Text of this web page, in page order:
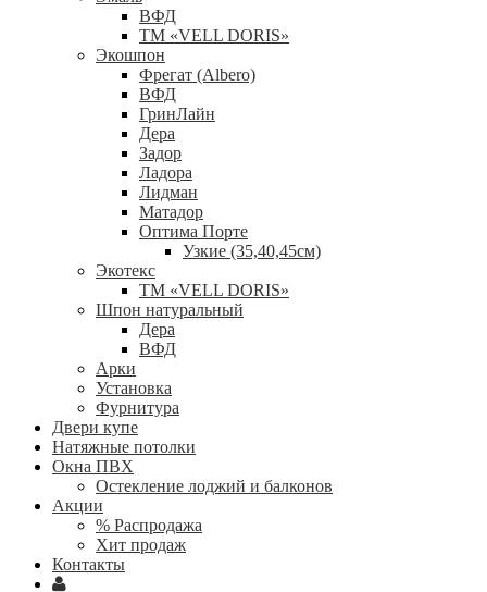
ВФД
ТМ «VELL DORIS»
Экошпон
Фрегат (Albero)
ВФД
ГринЛайн
Дера
Задор
Ладора
Лидман
Матадор
Оптима Порте
Узкие (35,40,45см)
Экотекс
ТМ «VELL DORIS»
Шпон натуральный
Дера
ВФД
Арки
Установка
Фурнитура
Двери купе
Натяжные потолки
Окна ПВХ
Остекление лоджий и балконов
Акции
% Распродажа
Хит продаж
Контакты